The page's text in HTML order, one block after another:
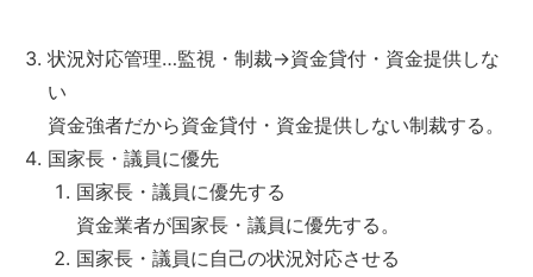
状況対応管理…監視・制裁→資金貸付・資金提供しな
い
資金強者だから資金貸付・資金提供しない制裁する。
国家長・議員に優先
国家長・議員に優先する
資金業者が国家長・議員に優先する。
国家長・議員に自己の状況対応させる